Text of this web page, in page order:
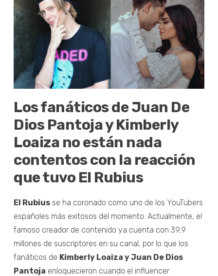
Los fanáticos de Juan De
Dios Pantoja y Kimberly
Loaiza no están nada
contentos con la reacción
que tuvo El Rubius
El Rubius se ha coronado como uno de los YouTubers
españoles más exitosos del momento. Actualmente, el
famoso creador de contenido ya cuenta con 39,9
millones de suscriptores en su canal, por lo que los
fanáticos de Kimberly Loaiza y Juan De Dios
Pantoja enloquecieron cuando el influencer